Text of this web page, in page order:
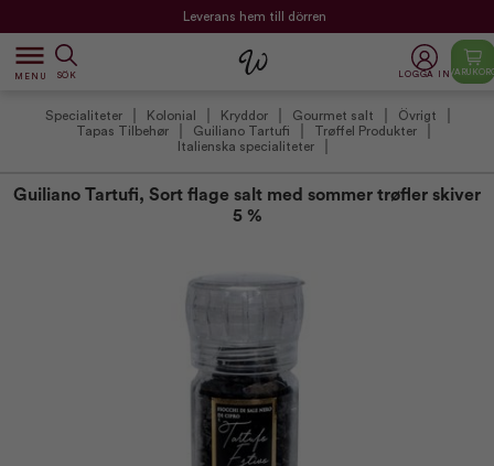
Leverans hem till dörren
dehaze
MENU SÖK LOGGA IN
Specialiteter Kolonial Kryddor Gourmet salt
Övrigt
Tapas Tilbehør
Guiliano Tartufi
Trøffel Produkter
Italienska specialiteter
Guiliano Tartufi, Sort flage salt med sommer trøfler skiver
5 %